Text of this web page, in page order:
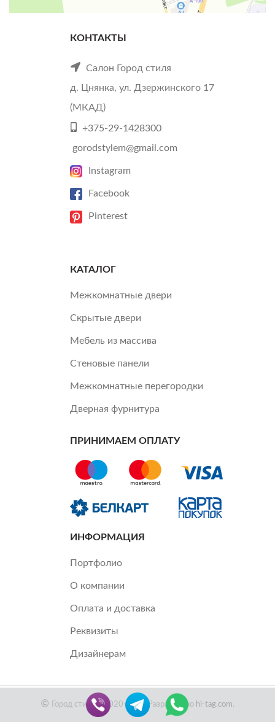
КОНТАКТЫ
Салон Город стиля
д. Цнянка, ул. Дзержинского 17
(МКАД)
+375-29-1428300
gorodstylem@gmail.com
Instagram
Facebook
Pinterest
КАТАЛОГ
Межкомнатные двери
Скрытые двери
Мебель из массива
Стеновые панели
Межкомнатные перегородки
Дверная фурнитура
ПРИНИМАЕМ ОПЛАТУ
ИНФОРМАЦИЯ
Портфолио
О компании
Оплата и доставка
Реквизиты
Дизайнерам
Город стиля ©2020-2022 Разработано hi-tag.com.